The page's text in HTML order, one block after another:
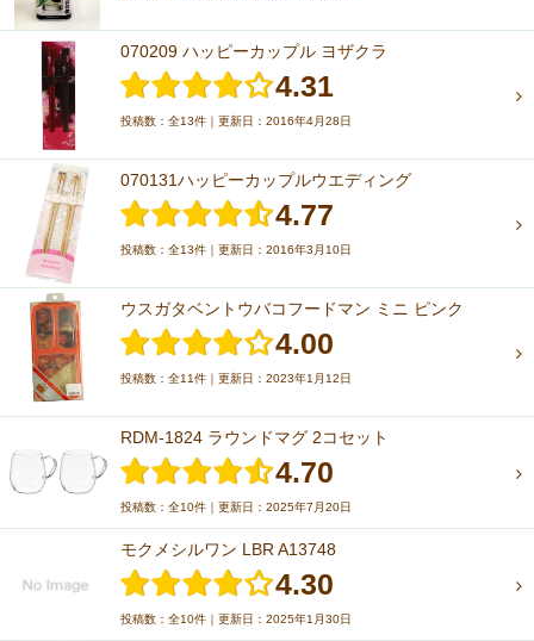
070209 ハッピーカップル ヨザクラ
4.31
投稿数：全13件｜更新日：2016年4月28日
070131ハッピーカップルウエディング
4.77
投稿数：全13件｜更新日：2016年3月10日
ウスガタベントウバコフードマン ミニ ピンク
4.00
投稿数：全11件｜更新日：2023年1月12日
RDM-1824 ラウンドマグ 2コセット
4.70
投稿数：全10件｜更新日：2025年7月20日
モクメシルワン LBR A13748
4.30
投稿数：全10件｜更新日：2025年1月30日